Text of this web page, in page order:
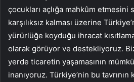
çocukları açlığa mahkûm etmesini
karşılıksız kalması üzerine
yürürlüğe koyduğu ihracat
olarak görüyor ve destekliyoruz.
yerde ticaretin yaşamasının
inanıyoruz. Türkiye’nin bu tavrının